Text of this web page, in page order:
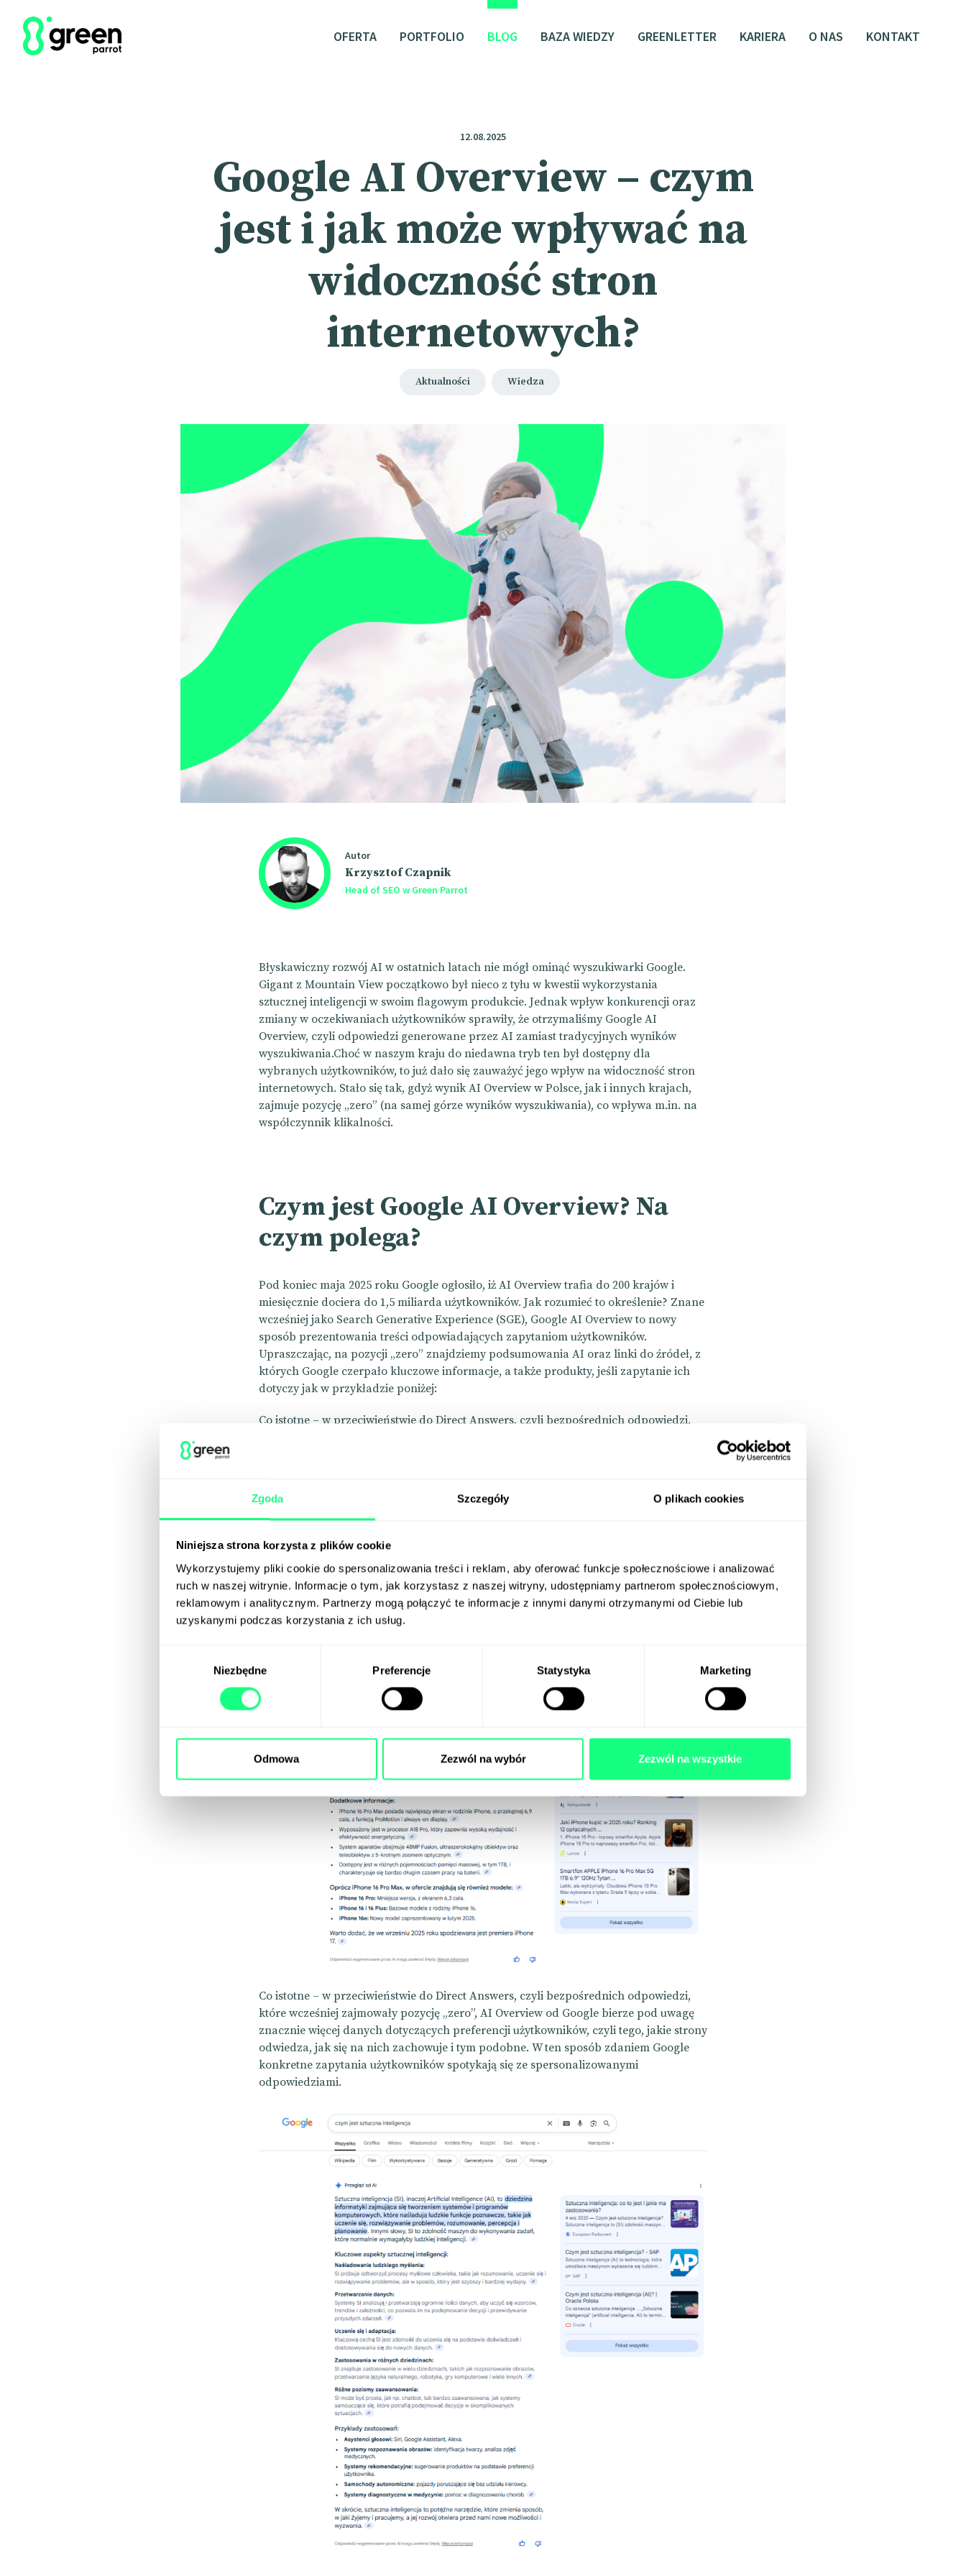
Zgoda Szczegóły O plikach cookies
Niniejsza strona korzysta z plików cookie
Wykorzystujemy pliki cookie do spersonalizowania treści i reklam, aby oferować funkcje społecznościowe i analizować
ruch w naszej witrynie. Informacje o tym, jak korzystasz z naszej witryny, udostępniamy partnerom społecznościowym,
reklamowym i analitycznym. Partnerzy mogą połączyć te informacje z innymi danymi otrzymanymi od Ciebie lub
uzyskanymi podczas korzystania z ich usług.
Niezbędne Preferencje Statystyka Marketing
Odmowa Zezwól na wybór Zezwól na wszystkie
OFERTA PORTFOLIO BLOG BAZA WIEDZY GREENLETTER KARIERA O NAS KONTAKT
12.08.2025
Google AI Overview – czym
jest i jak może wpływać na
widoczność stron
internetowych?
Aktualności Wiedza
Autor
Krzysztof Czapnik
Head of SEO w Green Parrot
Błyskawiczny rozwój AI w ostatnich latach nie mógł ominąć wyszukiwarki Google.
Gigant z Mountain View początkowo był nieco z tyłu w kwestii wykorzystania
sztucznej inteligencji w swoim flagowym produkcie. Jednak wpływ konkurencji oraz
zmiany w oczekiwaniach użytkowników sprawiły, że otrzymaliśmy Google AI
Overview, czyli odpowiedzi generowane przez AI zamiast tradycyjnych wyników
wyszukiwania.Choć w naszym kraju do niedawna tryb ten był dostępny dla
wybranych użytkowników, to już dało się zauważyć jego wpływ na widoczność stron
internetowych. Stało się tak, gdyż wynik AI Overview w Polsce, jak i innych krajach,
zajmuje pozycję „zero” (na samej górze wyników wyszukiwania), co wpływa m.in. na
współczynnik klikalności.
Czym jest Google AI Overview? Na
czym polega?
Pod koniec maja 2025 roku Google ogłosiło, iż AI Overview trafia do 200 krajów i
miesięcznie dociera do 1,5 miliarda użytkowników. Jak rozumieć to określenie? Znane
wcześniej jako Search Generative Experience (SGE), Google AI Overview to nowy
sposób prezentowania treści odpowiadających zapytaniom użytkowników.
Upraszczając, na pozycji „zero” znajdziemy podsumowania AI oraz linki do źródeł, z
których Google czerpało kluczowe informacje, a także produkty, jeśli zapytanie ich
dotyczy jak w przykładzie poniżej:
Co istotne – w przeciwieństwie do Direct Answers, czyli bezpośrednich odpowiedzi,
odpowiedziami.
Co istotne – w przeciwieństwie do Direct Answers, czyli bezpośrednich odpowiedzi,
które wcześniej zajmowały pozycję „zero”, AI Overview od Google bierze pod uwagę
znacznie więcej danych dotyczących preferencji użytkowników, czyli tego, jakie strony
odwiedza, jak się na nich zachowuje i tym podobne. W ten sposób zdaniem Google
konkretne zapytania użytkowników spotykają się ze spersonalizowanymi
odpowiedziami.